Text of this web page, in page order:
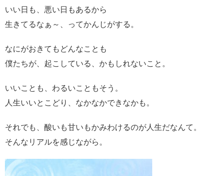
いい日も、悪い日もあるから
生きてるなぁ～、ってかんじがする。
なにがおきてもどんなことも
僕たちが、起こしている、かもしれないこと。
いいことも、わるいこともそう。
人生いいとこどり、なかなかできなかも。
それでも、酸いも甘いもかみわけるのが人生だなんて。
そんなリアルを感じながら。